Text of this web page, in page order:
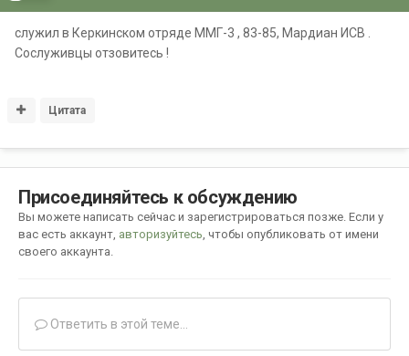
служил в Керкинском отряде ММГ-3 , 83-85, Мардиан ИСВ .
Сослуживцы отзовитесь !
Цитата
Присоединяйтесь к обсуждению
Вы можете написать сейчас и зарегистрироваться позже. Если у
вас есть аккаунт, авторизуйтесь, чтобы опубликовать от имени
своего аккаунта.
Ответить в этой теме...